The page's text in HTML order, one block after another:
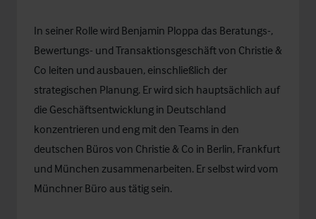
In seiner Rolle wird Benjamin Ploppa das Beratungs-,
Bewertungs- und Transaktionsgeschäft von Christie &
Co leiten und ausbauen, einschließlich der
strategischen Planung. Er wird sich hauptsächlich auf
die Geschäftsentwicklung in Deutschland
konzentrieren und eng mit den Teams in den
deutschen Büros von Christie & Co in Berlin, Frankfurt
und München zusammenarbeiten. Er selbst wird vom
Münchner Büro aus tätig sein.